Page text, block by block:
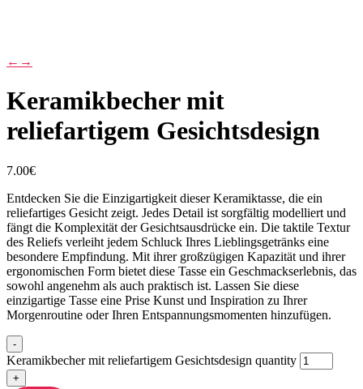
← →
Keramikbecher mit
reliefartigem Gesichtsdesign
7.00€
Entdecken Sie die Einzigartigkeit dieser Keramiktasse, die ein
reliefartiges Gesicht zeigt. Jedes Detail ist sorgfältig modelliert und
fängt die Komplexität der Gesichtsausdrücke ein. Die taktile Textur
des Reliefs verleiht jedem Schluck Ihres Lieblingsgetränks eine
besondere Empfindung. Mit ihrer großzügigen Kapazität und ihrer
ergonomischen Form bietet diese Tasse ein Geschmackserlebnis, das
sowohl angenehm als auch praktisch ist. Lassen Sie diese
einzigartige Tasse eine Prise Kunst und Inspiration zu Ihrer
Morgenroutine oder Ihren Entspannungsmomenten hinzufügen.
-
Keramikbecher mit reliefartigem Gesichtsdesign quantity
+